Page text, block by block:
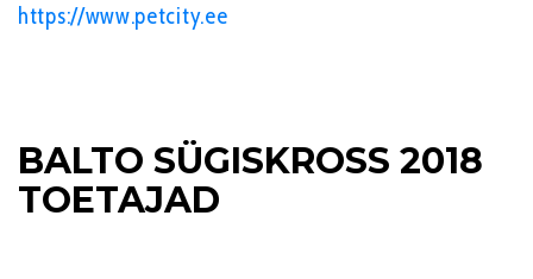
https://www.petcity.ee
BALTO SÜGISKROSS 2018
TOETAJAD